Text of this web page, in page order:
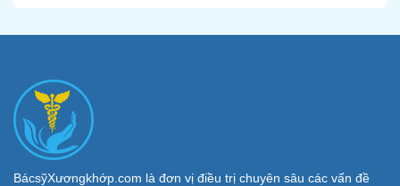
BácsỹXươngkhớp.com là đơn vị điều trị chuyên sâu các vấn đề